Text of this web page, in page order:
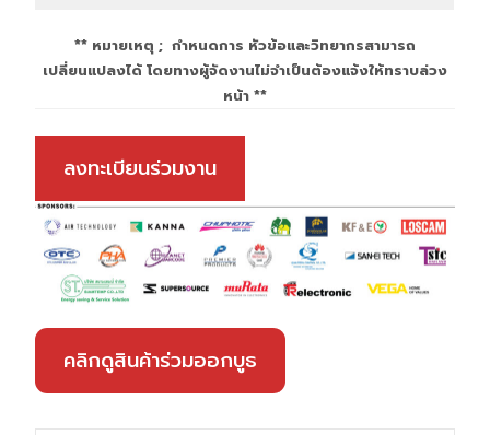
** หมายเหตุ ; กำหนดการ หัวข้อและวิทยากรสามารถ
เปลี่ยนแปลงได้ โดยทางผู้จัดงานไม่จำเป็นต้องแจ้งให้ทราบล่วง
หน้า **
ลงทะเบียนร่วมงาน
คลิกดูสินค้าร่วมออกบูธ